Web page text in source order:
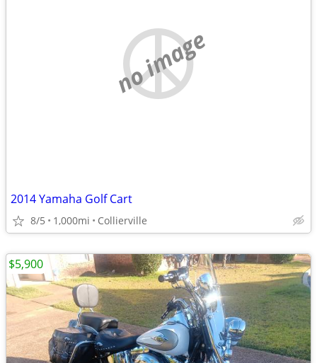
no image
2014 Yamaha Golf Cart
8/5 1,000mi Collierville
$5,900